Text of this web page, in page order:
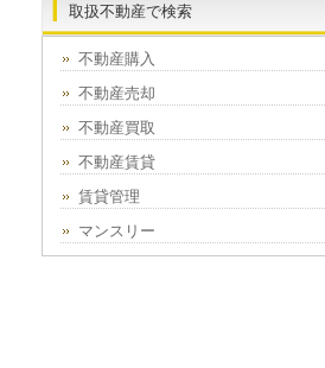
取扱不動産で検索
不動産購入
不動産売却
不動産買取
不動産賃貸
賃貸管理
マンスリー